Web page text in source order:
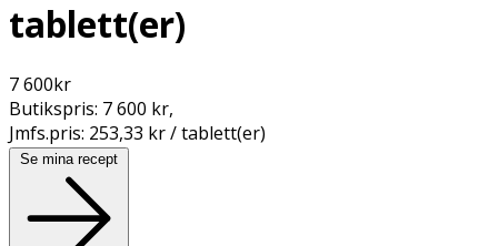
tablett(er)
7 600kr
Butikspris: 7 600 kr,
Jmfs.pris: 253,33 kr / tablett(er)
Se mina recept